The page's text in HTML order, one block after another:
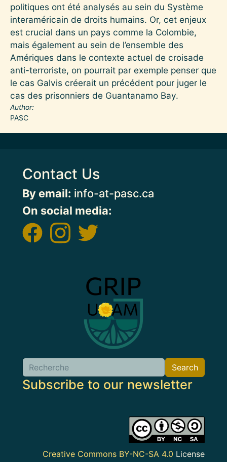
politiques ont été analysés au sein du Système
interaméricain de droits humains. Or, cet enjeux
est crucial dans un pays comme la Colombie,
mais également au sein de l’ensemble des
Amériques dans le contexte actuel de croisade
anti-terroriste, on pourrait par exemple penser que
le cas Galvis créerait un précédent pour juger le
cas des prisonniers de Guantanamo Bay.
Author
PASC
Contact Us
By email: info-at-pasc.ca
On social media:
Search Search
Subscribe to our newsletter
Creative Commons BY-NC-SA 4.0 License